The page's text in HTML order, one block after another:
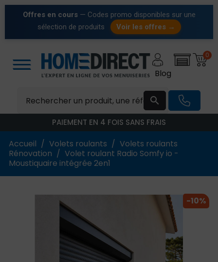
Offres en cours — Codes promo disponibles sur une
sélection de produits
Voir les offres →

0
Blog
PAIEMENT EN 4 FOIS SANS FRAIS
Accueil Volets roulants
Volets roulants
Rénovation
Volet roulant Radio Somfy io -
Moustiquaire intégrée 2en1
-10%